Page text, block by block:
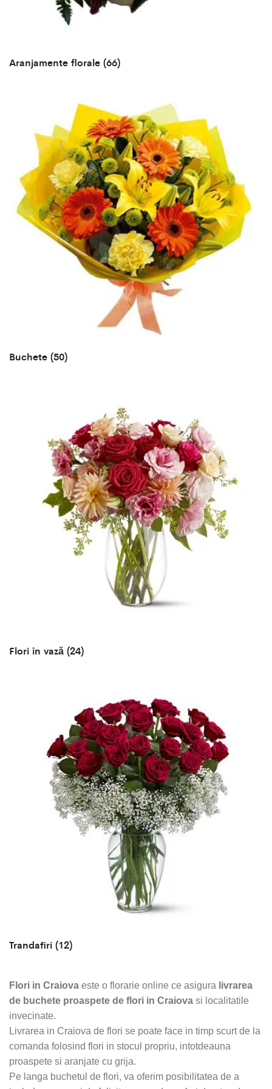
Aranjamente florale (66)
Buchete (50)
Flori în vază (24)
Trandafiri (12)
Flori in Craiova este o florarie online ce asigura livrarea
de buchete proaspete de flori in Craiova si localitatile
invecinate.
Livrarea in Craiova de flori se poate face in timp scurt de la
comanda folosind flori in stocul propriu, intotdeauna
proaspete si aranjate cu grija.
Pe langa buchetul de flori, va oferim posibilitatea de a